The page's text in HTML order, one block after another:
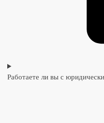
Работаете ли вы с